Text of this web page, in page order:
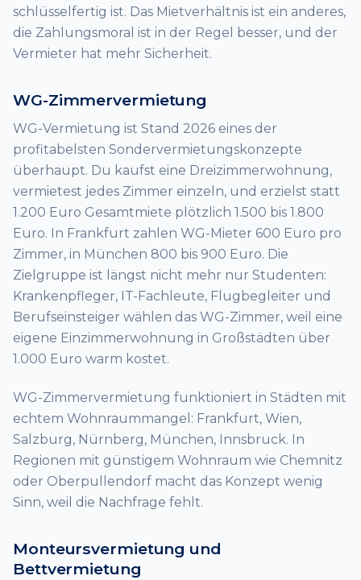
schlüsselfertig ist. Das Mietverhältnis ist ein anderes,
die Zahlungsmoral ist in der Regel besser, und der
Vermieter hat mehr Sicherheit.
WG-Zimmervermietung
WG-Vermietung ist Stand 2026 eines der
profitabelsten Sondervermietungskonzepte
überhaupt. Du kaufst eine Dreizimmerwohnung,
vermietest jedes Zimmer einzeln, und erzielst statt
1.200 Euro Gesamtmiete plötzlich 1.500 bis 1.800
Euro. In Frankfurt zahlen WG-Mieter 600 Euro pro
Zimmer, in München 800 bis 900 Euro. Die
Zielgruppe ist längst nicht mehr nur Studenten:
Krankenpfleger, IT-Fachleute, Flugbegleiter und
Berufseinsteiger wählen das WG-Zimmer, weil eine
eigene Einzimmerwohnung in Großstädten über
1.000 Euro warm kostet.
WG-Zimmervermietung funktioniert in Städten mit
echtem Wohnraummangel: Frankfurt, Wien,
Salzburg, Nürnberg, München, Innsbruck. In
Regionen mit günstigem Wohnraum wie Chemnitz
oder Oberpullendorf macht das Konzept wenig
Sinn, weil die Nachfrage fehlt.
Monteursvermietung und
Bettvermietung